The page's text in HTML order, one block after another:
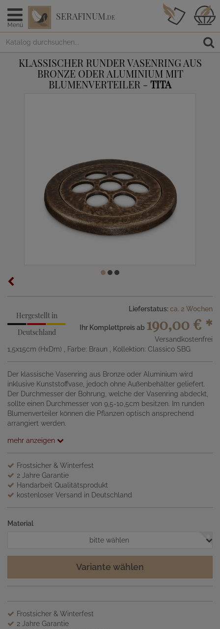
Menü
SERAFINUM.DE
KLASSISCHER RUNDER VASENRING AUS
BRONZE ODER ALUMINIUM MIT
BLUMENVERTEILER - TITA
Hergestellt in
Deutschland
Lieferstatus: ca. 2 Wochen
Ihr Komplettpreis ab 190,00 € *
Versandkostenfrei
1,5x15cm (HxDm)
, Farbe: Braun , Kollektion: Classico SBG
Der klassische Vasenring aus Bronze oder Aluminium wird
inklusive Kunststoffvase, jedoch ohne Außenbehälter geliefert.
Der Durchmesser der Bohrung, welche der Vasenring abdeckt,
sollte einen Durchmesser von 9,5-10,5cm besitzen. Im runden
Blumenverteiler können die Pflanzen optisch ansprechend
arrangiert werden.
mehr anzeigen
Frostsicher & Winterfest
2 Jahre Garantie
Handarbeit Qualitätsprodukt
kostenloser Versand in Deutschland
Material
bitte wählen
Variante wählen
Frostsicher & Winterfest
2 Jahre Garantie